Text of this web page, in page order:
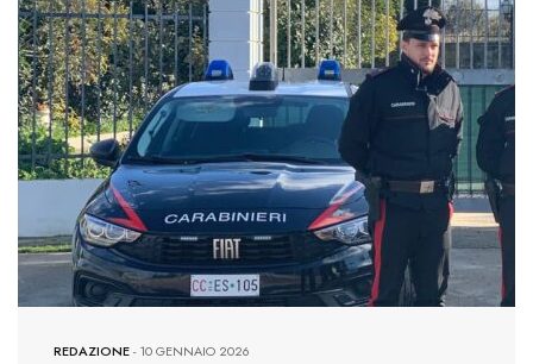
REDAZIONE-10 GENNAIO 2026